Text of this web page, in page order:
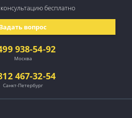
938-54-92
Москва
467-32-54
Санкт-Петербург
вопрос
бесплатно